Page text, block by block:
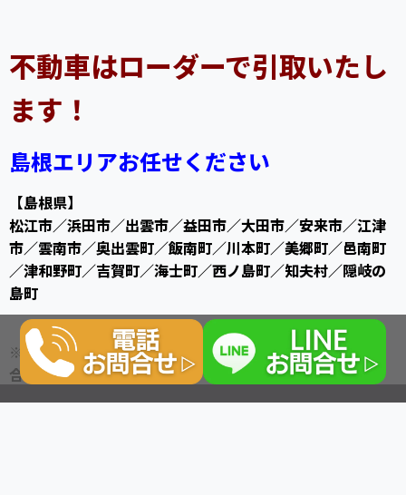
不動車はローダーで引取いたし
ます！
島根エリアお任せください
【島根県】
松江市／浜田市／出雲市／益田市／大田市／安来市／江津
市／雲南市／奥出雲町／飯南町／川本町／美郷町／邑南町
／津和野町／吉賀町／海士町／西ノ島町／知夫村／隠岐の
島町
※一部無料ではご対応できないエリアがございます。お問
合せ下さい。